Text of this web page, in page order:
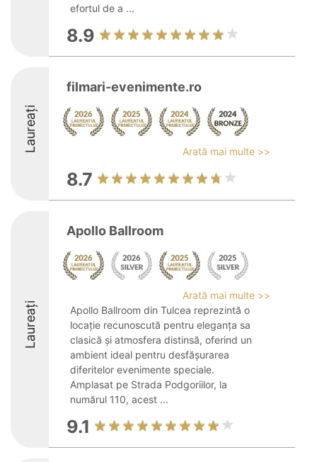
efortul de a ...
8.9
Laureați
filmari-evenimente.ro
Arată mai multe >>
8.7
Laureați
Apollo Ballroom
Arată mai multe >>
Apollo Ballroom din Tulcea reprezintă o
locație recunoscută pentru eleganța sa
clasică și atmosfera distinsă, oferind un
ambient ideal pentru desfășurarea
diferitelor evenimente speciale.
Amplasat pe Strada Podgoriilor, la
numărul 110, acest ...
9.1